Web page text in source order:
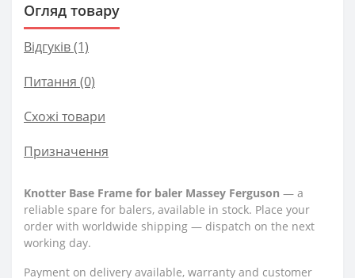
Огляд товару
Відгуків (1)
Питання (0)
Схожі товари
Призначення
Knotter Base Frame for baler Massey Ferguson — a
reliable spare for balers, available in stock. Place your
order with worldwide shipping — dispatch on the next
working day.
Payment on delivery available, warranty and customer